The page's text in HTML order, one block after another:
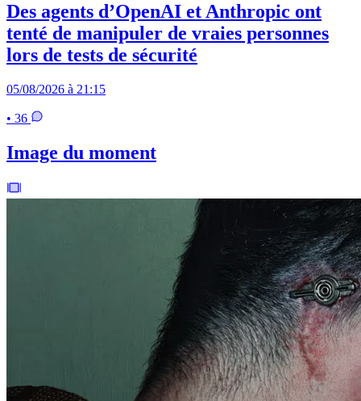
Des agents d’OpenAI et Anthropic ont
tenté de manipuler de vraies personnes
lors de tests de sécurité
05/08/2026 à 21:15
• 36
Image du moment